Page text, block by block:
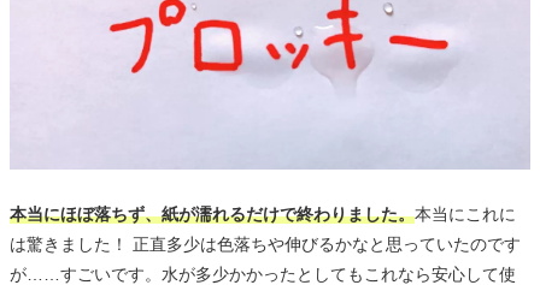
本当にほぼ落ちず、紙が濡れるだけで終わりました。本当にこれに
は驚きました！ 正直多少は色落ちや伸びるかなと思っていたのです
が……すごいです。水が多少かかったとしてもこれなら安心して使